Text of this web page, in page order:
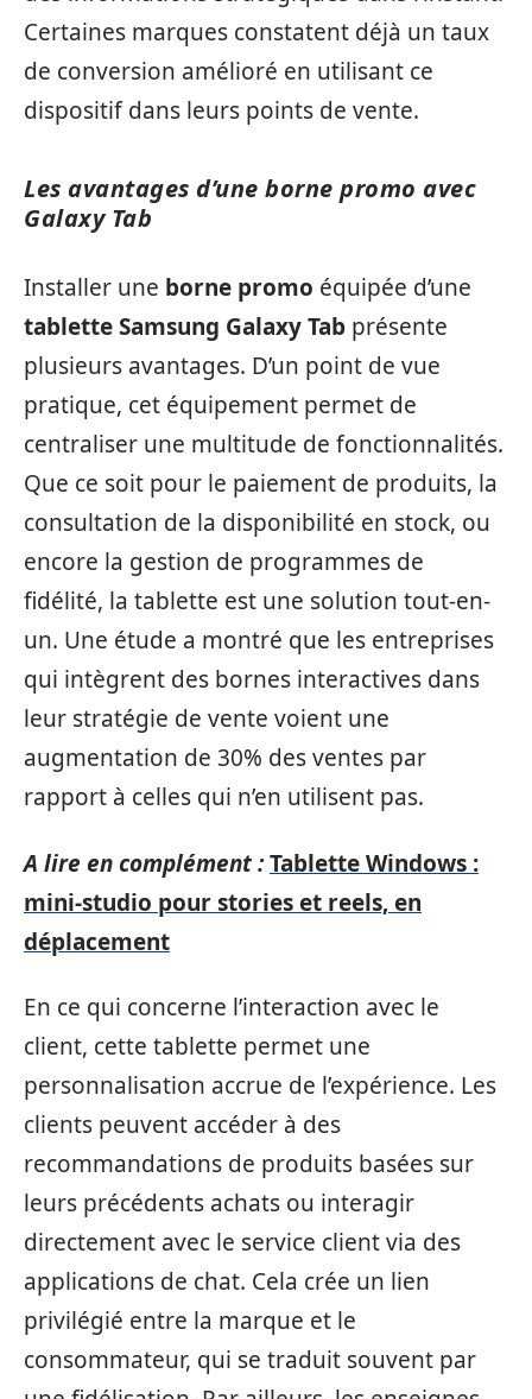
Certaines marques constatent déjà un taux
de conversion amélioré en utilisant ce
dispositif dans leurs points de vente.
Les avantages d’une borne promo avec
Galaxy Tab
Installer une borne promo équipée d’une
tablette Samsung Galaxy Tab présente
plusieurs avantages. D’un point de vue
pratique, cet équipement permet de
centraliser une multitude de fonctionnalités.
Que ce soit pour le paiement de produits, la
consultation de la disponibilité en stock, ou
encore la gestion de programmes de
fidélité, la tablette est une solution tout-en-
un. Une étude a montré que les entreprises
qui intègrent des bornes interactives dans
leur stratégie de vente voient une
augmentation de 30% des ventes par
rapport à celles qui n’en utilisent pas.
A lire en complément :Tablette Windows :
mini-studio pour stories et reels, en
déplacement
En ce qui concerne l’interaction avec le
client, cette tablette permet une
personnalisation accrue de l’expérience. Les
clients peuvent accéder à des
recommandations de produits basées sur
leurs précédents achats ou interagir
directement avec le service client via des
applications de chat. Cela crée un lien
privilégié entre la marque et le
consommateur, qui se traduit souvent par